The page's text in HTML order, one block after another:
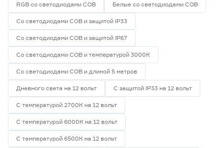
RGB со светодиодами СОВ Белые со светодиодами СОВ
Со светодиодами СОВ и защитой IP33
Со светодиодами СОВ и защитой IP67
Со светодиодами СОВ и температурой 3000К
Со светодиодами СОВ и длиной 5 метров
Дневного света на 12 вольт С защитой IP33 на 12 вольт
С температурой 2700К на 12 вольт
С температурой 6000К на 12 вольт
С температурой 6500К на 12 вольт